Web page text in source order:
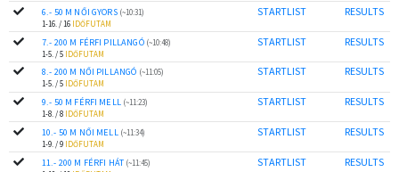
6.- 50 M NŐI GYORS (~10:31)
1-16. / 16 IDŐFUTAM
STARTLIST RESULTS
7.- 200 M FÉRFI PILLANGÓ (~10:48)
1-5. / 5 IDŐFUTAM
STARTLIST RESULTS
8.- 200 M NŐI PILLANGÓ (~11:05)
1-5. / 5
IDŐFUTAM
STARTLIST RESULTS
9.- 50 M FÉRFI MELL (~11:23)
1-8. / 8 IDŐFUTAM
STARTLIST RESULTS
10.- 50 M NŐI MELL (~11:34)
1-9. / 9 IDŐFUTAM
STARTLIST RESULTS
11.- 200 M FÉRFI HÁT (~11:45)
STARTLIST RESULTS